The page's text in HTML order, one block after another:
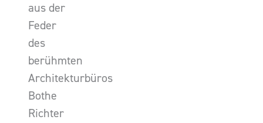
aus der
Feder
des
berühmten
Architekturbüros
Bothe
Richter